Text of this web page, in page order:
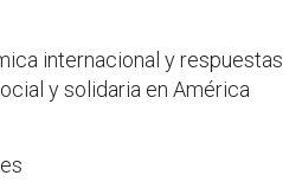
internacional y respuestas
y solidaria en América